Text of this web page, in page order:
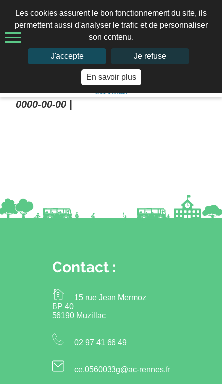
Les cookies assurent le bon fonctionnement du site, ils
permettent aussi d'analyser le trafic et de personnaliser
son contenu.
J'accepte Je refuse
En savoir plus
02 97 41 66 49
0000-00-00 |
Contact :
15 rue Jean Mermoz
BP 40
56190 Muzillac
02 97 41 66 49
ce.0560033g@ac-rennes.fr